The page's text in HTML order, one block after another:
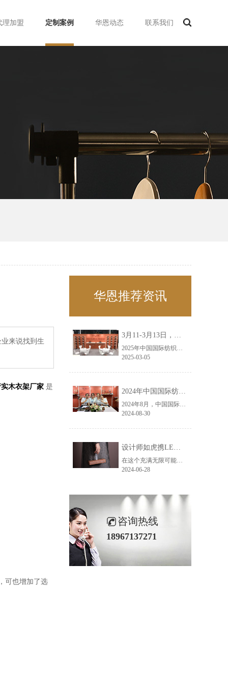
理加盟 定制案例 华恩动态 联系我们
来说找到生
木衣架厂家 是
可也增加了选
华恩推荐资讯
3月11-3月13日，华恩诚邀您共赴上海面辅料春夏展——华恩
2025年中国国际纺织面料及辅料（春夏）博览会即将盛大开启！感谢您对华恩品牌的关注！3.11-3.13，杭州华恩（LEMONLEE）诚邀您共赴这场春日的宴会！
2025-03-05
2024年中国国际纺织面料及辅料（秋冬）博览会完美收官！——华恩
2024年8月，中国国际纺织面料及辅料（秋冬）博览会完美收官！作为一家拥有30年历史的专业衣架制造商，我们非常荣幸能够参与这一盛会，并在此期间与众多客户进行了广泛而深入的交流。
2024-08-30
设计师如虎携LEMONLEE红雪松礼盒荣获第六届未来·已来香港新锐当代设计奖铜奖
在这个充满无限可能的2024年夏季，LEMONLEE品牌设计师如虎以其非凡的创意与对自然的深刻理解，精心打造的红雪松木球礼盒，在“2024未来·已来——第六届香港新锐当代设计奖”中摘得铜奖。这不仅是对设计师如虎原创设计能力的嘉奖，更是对LEMONLEE品牌的高度认可。
2024-06-28
咨询热线
18967137271